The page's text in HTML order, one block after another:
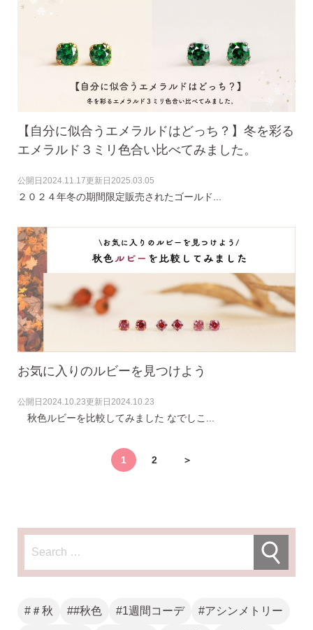
SNS 時々更新中です。
フォローしてみてください。
ピアスの通販ショップ
安心サポート
1）「ピアス初めてBOOK」同梱
ピアス初心者さんの素朴な疑問を解消です
【自分に似合うエメラルドはどっち？】冬を彩る
エメラルド３ミリ色合い比べてみました。
公開日 2024.11.17更新日 2025.03.05
２０２４年冬の期間限定販売されたゴールド...
お気に入りのルビーを見つけよう
公開日2024.10.23更新日2024.10.23
秋色ルビーを比較してみました なでしこ...
1 2 ＞
#＃秋 ##秋色 #1週間コーデ #アシンメトリー